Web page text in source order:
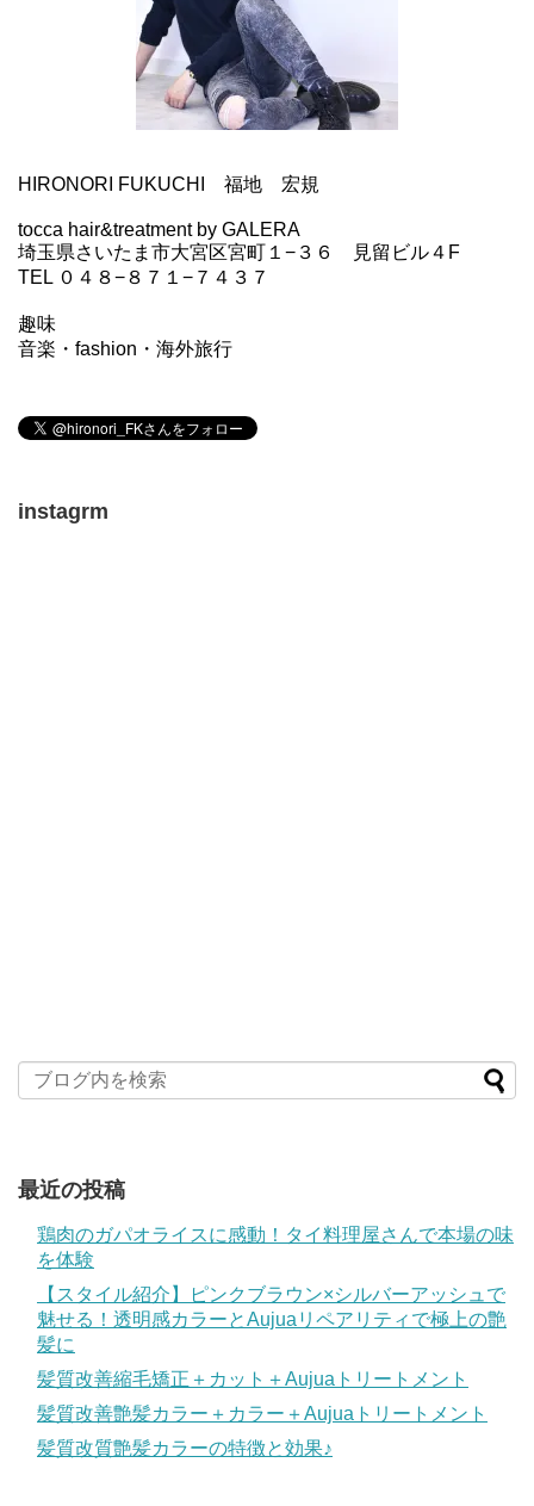
HIRONORI FUKUCHI 福地 宏規
tocca hair&treatment by GALERA
埼玉県さいたま市大宮区宮町１−３６ 見留ビル４F
TEL ０４８−８７１−７４３７
趣味
音楽・fashion・海外旅行
instagrm
最近の投稿
鶏肉のガパオライスに感動！タイ料理屋さんで本場の味
を体験
【スタイル紹介】ピンクブラウン×シルバーアッシュで
魅せる！透明感カラーとAujuaリペアリティで極上の艶
髪に
髪質改善縮毛矯正＋カット＋Aujuaトリートメント
髪質改善艶髪カラー＋カラー＋Aujuaトリートメント
髪質改質艶髪カラーの特徴と効果♪